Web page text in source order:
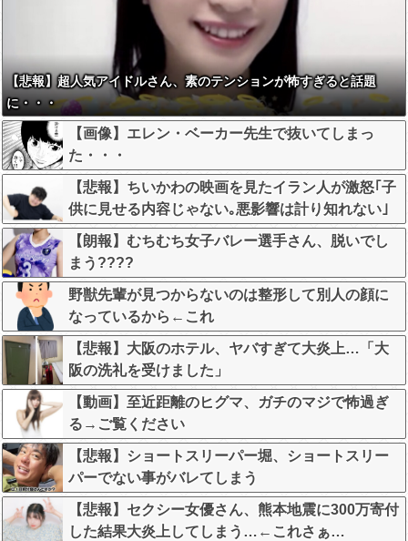
【悲報】超人気アイドルさん、素のテンションが怖すぎると話題
に・・・
【画像】エレン・ベーカー先生で抜いてしまっ
た・・・
【悲報】ちいかわの映画を見たイラン人が激怒｢子
供に見せる内容じゃない｡悪影響は計り知れない｣
←これw w w w w w w w w
【朗報】むちむち女子バレー選手さん、脱いでし
まう????
野獣先輩が見つからないのは整形して別人の顔に
なっているから←これ
【悲報】大阪のホテル、ヤバすぎて大炎上…「大
阪の洗礼を受けました」
【動画】至近距離のヒグマ、ガチのマジで怖過ぎ
る→ご覧ください
【悲報】ショートスリーパー堀、ショートスリー
パーでない事がバレてしまう
【悲報】セクシー女優さん、熊本地震に300万寄付
した結果大炎上してしまう…←これさぁ…